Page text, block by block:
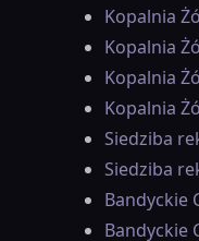
Kopalnia
Kopalnia
Kopalnia
Kopalnia
Siedziba
Siedziba
Bandyckie
Bandyckie